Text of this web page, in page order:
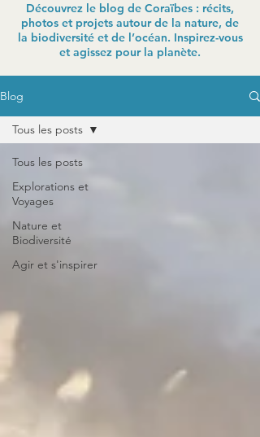
Découvrez le blog de Coraïbes : récits,
photos et projets autour de la nature, de
la biodiversité et de l’océan. Inspirez-vous
et agissez pour la planète.
Blog
Tous les posts
Explorations et
Voyages
Nature et
Biodiversité
Agir et s'inspirer
Tous les posts